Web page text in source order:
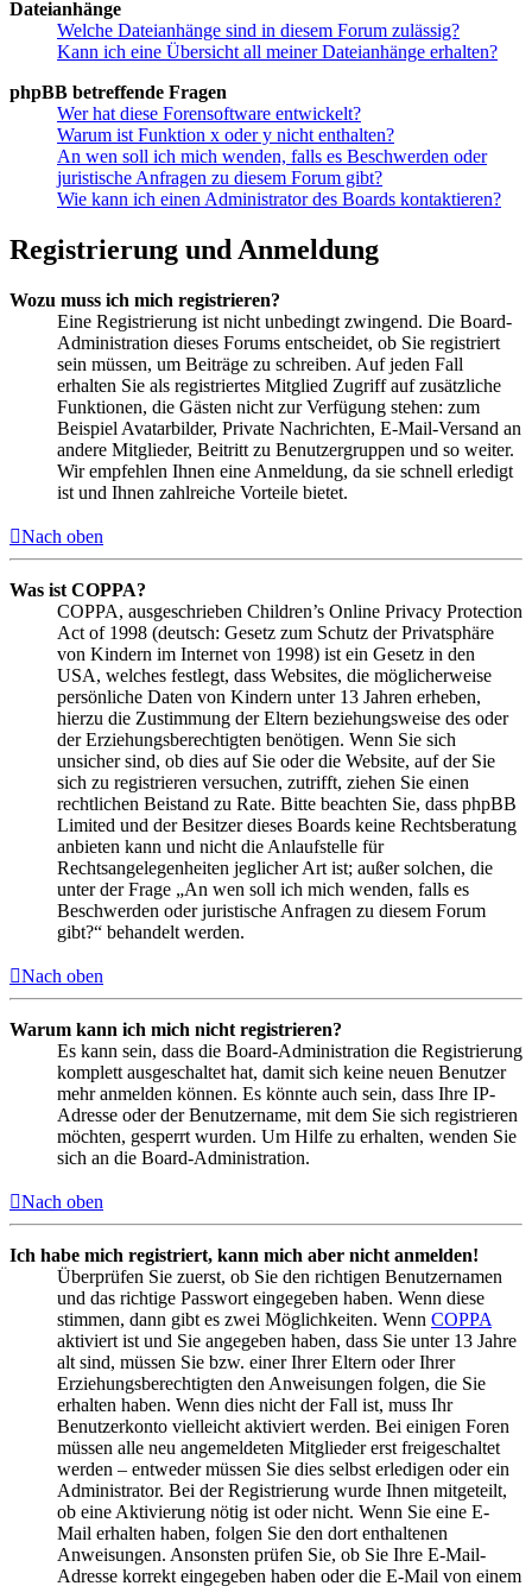
Dateianhänge
Welche Dateianhänge sind in diesem Forum zulässig?
Kann ich eine Übersicht all meiner Dateianhänge erhalten?
phpBB betreffende Fragen
Wer hat diese Forensoftware entwickelt?
Warum ist Funktion x oder y nicht enthalten?
An wen soll ich mich wenden, falls es Beschwerden oder
juristische Anfragen zu diesem Forum gibt?
Wie kann ich einen Administrator des Boards kontaktieren?
Registrierung und Anmeldung
Wozu muss ich mich registrieren?
Eine Registrierung ist nicht unbedingt zwingend. Die Board-
Administration dieses Forums entscheidet, ob Sie registriert
sein müssen, um Beiträge zu schreiben. Auf jeden Fall
erhalten Sie als registriertes Mitglied Zugriff auf zusätzliche
Funktionen, die Gästen nicht zur Verfügung stehen: zum
Beispiel Avatarbilder, Private Nachrichten, E-Mail-Versand an
andere Mitglieder, Beitritt zu Benutzergruppen und so weiter.
Wir empfehlen Ihnen eine Anmeldung, da sie schnell erledigt
ist und Ihnen zahlreiche Vorteile bietet.
Nach oben
Was ist COPPA?
COPPA, ausgeschrieben Children’s Online Privacy Protection
Act of 1998 (deutsch: Gesetz zum Schutz der Privatsphäre
von Kindern im Internet von 1998) ist ein Gesetz in den
USA, welches festlegt, dass Websites, die möglicherweise
persönliche Daten von Kindern unter 13 Jahren erheben,
hierzu die Zustimmung der Eltern beziehungsweise des oder
der Erziehungsberechtigten benötigen. Wenn Sie sich
unsicher sind, ob dies auf Sie oder die Website, auf der Sie
sich zu registrieren versuchen, zutrifft, ziehen Sie einen
rechtlichen Beistand zu Rate. Bitte beachten Sie, dass phpBB
Limited und der Besitzer dieses Boards keine Rechtsberatung
anbieten kann und nicht die Anlaufstelle für
Rechtsangelegenheiten jeglicher Art ist; außer solchen, die
unter der Frage „An wen soll ich mich wenden, falls es
Beschwerden oder juristische Anfragen zu diesem Forum
gibt?“ behandelt werden.
Nach oben
Warum kann ich mich nicht registrieren?
Es kann sein, dass die Board-Administration die Registrierung
komplett ausgeschaltet hat, damit sich keine neuen Benutzer
mehr anmelden können. Es könnte auch sein, dass Ihre IP-
Adresse oder der Benutzername, mit dem Sie sich registrieren
möchten, gesperrt wurden. Um Hilfe zu erhalten, wenden Sie
sich an die Board-Administration.
Nach oben
Ich habe mich registriert, kann mich aber nicht anmelden!
Überprüfen Sie zuerst, ob Sie den richtigen Benutzernamen
und das richtige Passwort eingegeben haben. Wenn diese
stimmen, dann gibt es zwei Möglichkeiten. Wenn COPPA
aktiviert ist und Sie angegeben haben, dass Sie unter 13 Jahre
alt sind, müssen Sie bzw. einer Ihrer Eltern oder Ihrer
Erziehungsberechtigten den Anweisungen folgen, die Sie
erhalten haben. Wenn dies nicht der Fall ist, muss Ihr
Benutzerkonto vielleicht aktiviert werden. Bei einigen Foren
müssen alle neu angemeldeten Mitglieder erst freigeschaltet
werden – entweder müssen Sie dies selbst erledigen oder ein
Administrator. Bei der Registrierung wurde Ihnen mitgeteilt,
ob eine Aktivierung nötig ist oder nicht. Wenn Sie eine E-
Mail erhalten haben, folgen Sie den dort enthaltenen
Anweisungen. Ansonsten prüfen Sie, ob Sie Ihre E-Mail-
Adresse korrekt eingegeben haben oder die E-Mail von einem